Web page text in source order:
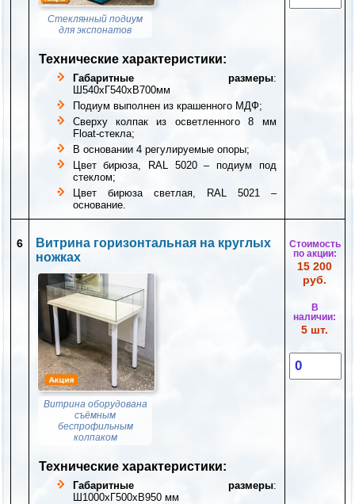
Стеклянный подиум
для экспонатов
Технические характеристики:
Габаритные размеры:
Ш540хГ540хВ700мм
Подиум выполнен из крашенного МДФ;
Сверху колпак из осветленного 8 мм
Float-стекла;
В основании 4 регулируемые опоры;
Цвет бирюза, RAL 5020 – подиум под
стеклом;
Цвет бирюза светлая, RAL 5021 –
основание.
6
Витрина горизонтальная на круглых
ножках
Витрина оборудована
съёмным
беспрофильным
колпаком
Технические характеристики:
Габаритные размеры:
Ш1000xГ500xВ950 мм
Стоимость
по акции:
15 200
руб.
В
наличии:
5 шт.